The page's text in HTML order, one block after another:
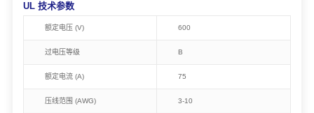
UL 技术参数
额定电压 (V) 600
过电压等级 B
额定电流 (A) 75
压线范围 (AWG) 3-10